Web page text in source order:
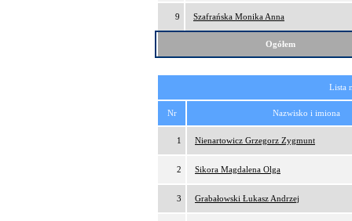
9 Szafrańska Monika Anna
Ogółem
Lista
Nr Nazwisko i imiona
1 Nienartowicz Grzegorz Zygmunt
2 Sikora Magdalena Olga
3 Grabałowski Łukasz Andrzej